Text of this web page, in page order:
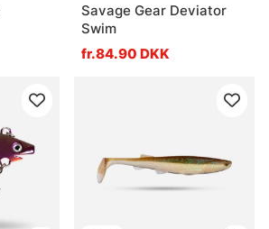
Savage Gear Deviator
Swim
fr.84.90 DKK